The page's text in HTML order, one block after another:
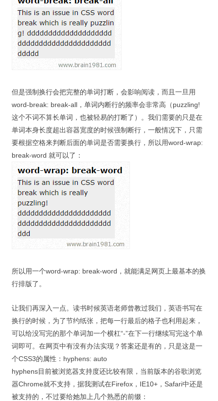
但是强制换行会把完整的单词打断，会影响阅读，而且一旦用
word-break: break-all，单词内断行的频率会非常高（puzzling!
这个不词不算长单词，也被轻易的打断了）。我们需要的只是在
单词本身长度超出容器宽度的时候强制断行，一般情况下，只需
要根据空格来判断后面的单词是否需要换行，所以用word-wrap:
break-word 就可以了：
所以用一个word-wrap: break-word，就能满足网页上最基本的换
行排版了。
让我们再深入一点。读书时候英语老师曾教过我们，英语书写在
换行的时候，为了节约纸张，把每一行最后的格子也利用起来，
可以给没写完的那个单词加一个横杠“-”在下一行继续写完这个单
词即可。在网页中有没有办法实现？答案还是有的，只是这是一
个CSS3的属性：hyphens: auto
hyphens目前被浏览器支持度还比较有限，当前版本的谷歌浏览
器Chrome就不支持，据我测试在Firefox，IE10+，Safari中还是
被支持的，不过要给她加上几个熟悉的前缀：